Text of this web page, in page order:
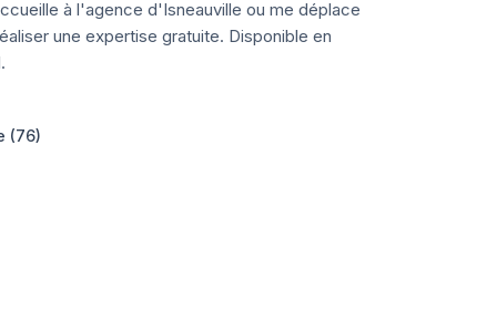
à l'agence d'Isneauville ou me déplace
une expertise gratuite. Disponible en
(76)